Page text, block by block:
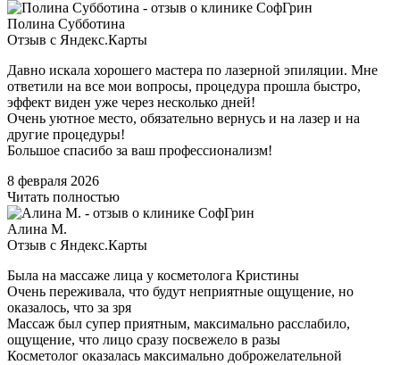
Полина Субботина
Отзыв с Яндекс.Карты
Давно искала хорошего мастера по лазерной эпиляции. Мне
ответили на все мои вопросы, процедура прошла быстро,
эффект виден уже через несколько дней!
Очень уютное место, обязательно вернусь и на лазер и на
другие процедуры!
Большое спасибо за ваш профессионализм!
8 февраля 2026
Читать полностью
Алина М.
Отзыв с Яндекс.Карты
Была на массаже лица у косметолога Кристины
Очень переживала, что будут неприятные ощущение, но
оказалось, что за зря
Массаж был супер приятным, максимально расслабило,
ощущение, что лицо сразу посвежело в разы
Косметолог оказалась максимально доброжелательной